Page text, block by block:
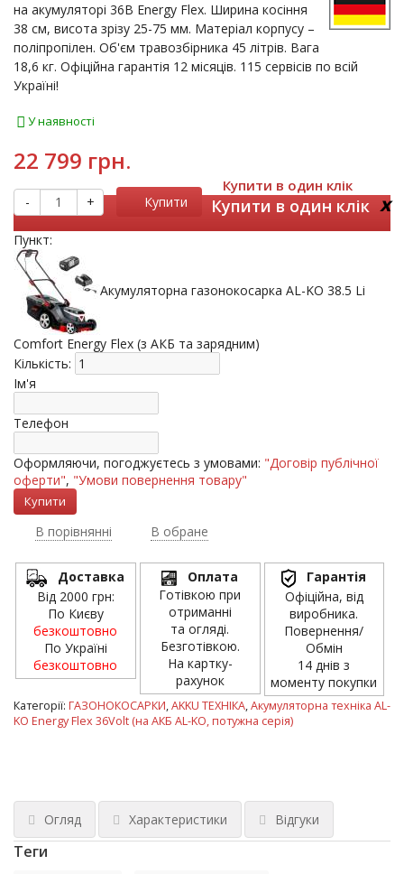
на акумуляторі 36В Energy Flex. Ширина косіння
38 см, висота зрізу 25-75 мм. Матеріал корпусу –
поліпропілен. Об'єм травозбірника 45 літрів. Вага
18,6 кг. Офіційна гарантія 12 місяців. 115 сервісів по всій
Україні!
У наявності
22 799 грн.
- + Купити
Купити в один клік
Купити в один клік x
Пункт:
Акумуляторна газонокосарка AL-KO 38.5 Li
Comfort Energy Flex (з АКБ та зарядним)
Кількість:
Ім'я
Телефон
Оформляючи, погоджуєтесь з умовами: "Договір публічної
оферти", "Умови повернення товару"
В порівнянні В обране
Доставка
Від 2000 грн:
По Києву
безкоштовно
По Україні
безкоштовно
Оплата
Готівкою при
отриманні
та огляді.
Безготівкою.
На картку-
рахунок
Гарантія
Офіційна, від
виробника.
Повернення/
Обмін
14 днів з
моменту покупки
Категорії: ГАЗОНОКОСАРКИ,AKKU ТЕХНІКА,Акумуляторна техніка AL-
KO Energy Flex 36Volt (на АКБ AL-KO, потужна серія)
Огляд Характеристики Відгуки
Теги